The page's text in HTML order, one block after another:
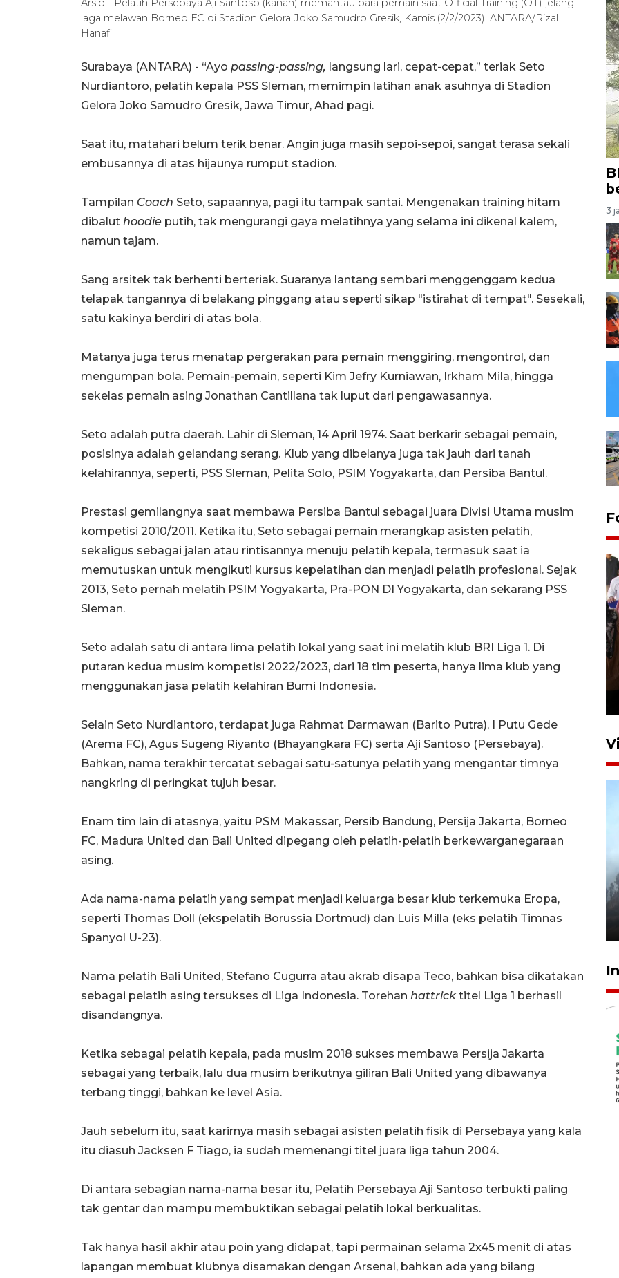
Arsip - Pelatih Persebaya Aji Santoso (kanan) memantau para pemain saat Official Training (OT) jelang
laga melawan Borneo FC di Stadion Gelora Joko Samudro Gresik, Kamis (2/2/2023). ANTARA/Rizal
Hanafi
Surabaya (ANTARA) - “Ayo passing-passing, langsung lari, cepat-cepat,” teriak Seto
Nurdiantoro, pelatih kepala PSS Sleman, memimpin latihan anak asuhnya di Stadion
Gelora Joko Samudro Gresik, Jawa Timur, Ahad pagi.
Saat itu, matahari belum terik benar. Angin juga masih sepoi-sepoi, sangat terasa sekali
embusannya di atas hijaunya rumput stadion.
Tampilan Coach Seto, sapaannya, pagi itu tampak santai. Mengenakan training hitam
dibalut hoodie putih, tak mengurangi gaya melatihnya yang selama ini dikenal kalem,
namun tajam.
Sang arsitek tak berhenti berteriak. Suaranya lantang sembari menggenggam kedua
telapak tangannya di belakang pinggang atau seperti sikap "istirahat di tempat". Sesekali,
satu kakinya berdiri di atas bola.
Matanya juga terus menatap pergerakan para pemain menggiring, mengontrol, dan
mengumpan bola. Pemain-pemain, seperti Kim Jefry Kurniawan, Irkham Mila, hingga
sekelas pemain asing Jonathan Cantillana tak luput dari pengawasannya.
Seto adalah putra daerah. Lahir di Sleman, 14 April 1974. Saat berkarir sebagai pemain,
posisinya adalah gelandang serang. Klub yang dibelanya juga tak jauh dari tanah
kelahirannya, seperti, PSS Sleman, Pelita Solo, PSIM Yogyakarta, dan Persiba Bantul.
Prestasi gemilangnya saat membawa Persiba Bantul sebagai juara Divisi Utama musim
kompetisi 2010/2011. Ketika itu, Seto sebagai pemain merangkap asisten pelatih,
sekaligus sebagai jalan atau rintisannya menuju pelatih kepala, termasuk saat ia
memutuskan untuk mengikuti kursus kepelatihan dan menjadi pelatih profesional. Sejak
2013, Seto pernah melatih PSIM Yogyakarta, Pra-PON DI Yogyakarta, dan sekarang PSS
Sleman.
Seto adalah satu di antara lima pelatih lokal yang saat ini melatih klub BRI Liga 1. Di
putaran kedua musim kompetisi 2022/2023, dari 18 tim peserta, hanya lima klub yang
menggunakan jasa pelatih kelahiran Bumi Indonesia.
Selain Seto Nurdiantoro, terdapat juga Rahmat Darmawan (Barito Putra), I Putu Gede
(Arema FC), Agus Sugeng Riyanto (Bhayangkara FC) serta Aji Santoso (Persebaya).
Bahkan, nama terakhir tercatat sebagai satu-satunya pelatih yang mengantar timnya
nangkring di peringkat tujuh besar.
Enam tim lain di atasnya, yaitu PSM Makassar, Persib Bandung, Persija Jakarta, Borneo
FC, Madura United dan Bali United dipegang oleh pelatih-pelatih berkewarganegaraan
asing.
Ada nama-nama pelatih yang sempat menjadi keluarga besar klub terkemuka Eropa,
seperti Thomas Doll (ekspelatih Borussia Dortmud) dan Luis Milla (eks pelatih Timnas
Spanyol U-23).
Nama pelatih Bali United, Stefano Cugurra atau akrab disapa Teco, bahkan bisa dikatakan
sebagai pelatih asing tersukses di Liga Indonesia. Torehan hattrick titel Liga 1 berhasil
disandangnya.
Ketika sebagai pelatih kepala, pada musim 2018 sukses membawa Persija Jakarta
sebagai yang terbaik, lalu dua musim berikutnya giliran Bali United yang dibawanya
terbang tinggi, bahkan ke level Asia.
Jauh sebelum itu, saat karirnya masih sebagai asisten pelatih fisik di Persebaya yang kala
itu diasuh Jacksen F Tiago, ia sudah memenangi titel juara liga tahun 2004.
Di antara sebagian nama-nama besar itu, Pelatih Persebaya Aji Santoso terbukti paling
tak gentar dan mampu membuktikan sebagai pelatih lokal berkualitas.
Tak hanya hasil akhir atau poin yang didapat, tapi permainan selama 2x45 menit di atas
lapangan membuat klubnya disamakan dengan Arsenal, bahkan ada yang bilang
3
Persebaya juara Piala
kebakaran Bromo
6 Agustus 2026 18:23